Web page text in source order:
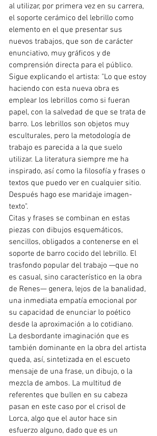
al utilizar, por primera vez en su carrera,
el soporte cerámico del lebrillo como
elemento en el que presentar sus
nuevos trabajos, que son de carácter
enunciativo, muy gráficos y de
comprensión directa para el público.
Sigue explicando el artista: "Lo que estoy
haciendo con esta nueva obra es
emplear los lebrillos como si fueran
papel, con la salvedad de que se trata de
barro. Los lebrillos son objetos muy
esculturales, pero la metodología de
trabajo es parecida a la que suelo
utilizar. La literatura siempre me ha
inspirado, así como la filosofía y frases o
textos que puedo ver en cualquier sitio.
Después hago ese maridaje imagen-
texto".
Citas y frases se combinan en estas
piezas con dibujos esquemáticos,
sencillos, obligados a contenerse en el
soporte de barro cocido del lebrillo. El
trasfondo popular del trabajo —que no
es casual, sino característico en la obra
de Renes— genera, lejos de la banalidad,
una inmediata empatía emocional por
su capacidad de enunciar lo poético
desde la aproximación a lo cotidiano.
La desbordante imaginación que es
también dominante en la obra del artista
queda, así, sintetizada en el escueto
mensaje de una frase, un dibujo, o la
mezcla de ambos. La multitud de
referentes que bullen en su cabeza
pasan en este caso por el crisol de
Lorca, algo que el autor hace sin
esfuerzo alguno, dado que es un